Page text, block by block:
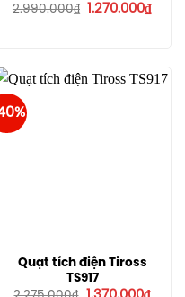
2.990.000₫ Giá
1.270.000₫Giá
Quạt tích điện Tiross
TS917
Giá
Giá